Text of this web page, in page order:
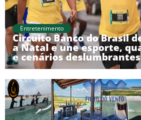
Entretenimento
Circuito Banco do Brasil
a Natal e une esporte,
e cenários deslumbrantes